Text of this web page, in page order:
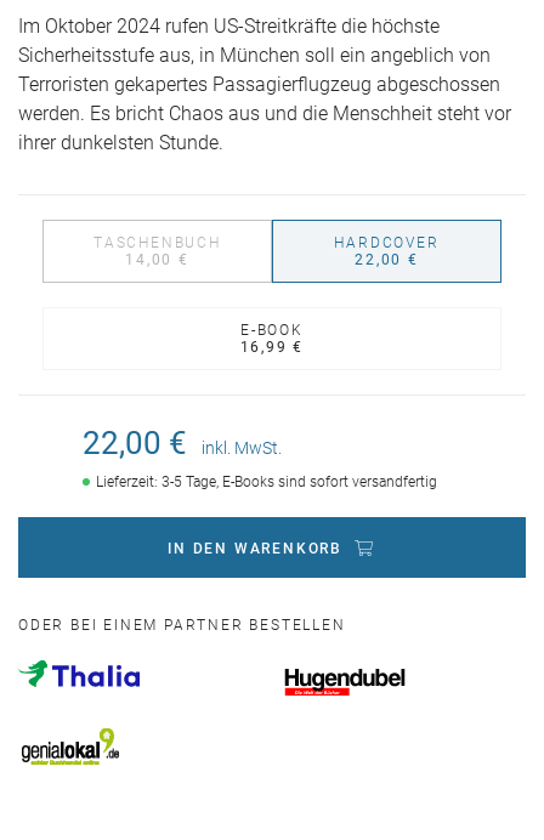
Im Oktober 2024 rufen US-Streitkräfte die höchste
Sicherheitsstufe aus, in München soll ein angeblich von
Terroristen gekapertes Passagierflugzeug abgeschossen
werden. Es bricht Chaos aus und die Menschheit steht vor
ihrer dunkelsten Stunde.
TASCHENBUCH
14,00 €
HARDCOVER
22,00 €
E-BOOK
16,99 €
22,00 € inkl. MwSt.
Lieferzeit: 3-5 Tage, E-Books sind sofort versandfertig
IN DEN WARENKORB
ODER BEI EINEM PARTNER BESTELLEN